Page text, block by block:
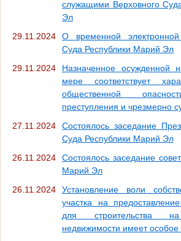
служащими Верховного
Эл
29.11.2024
О временной
Суда Республики Марий Эл
29.11.2024
Назначенное осужденной
мере соответствует
общественной
преступления и чрезмерно
27.11.2024
Состоялось заседание
Суда Республики Марий Эл
26.11.2024
Состоялось заседание
Марий Эл
26.11.2024
Установление воли
участка на
для строительства
недвижимости имеет особое